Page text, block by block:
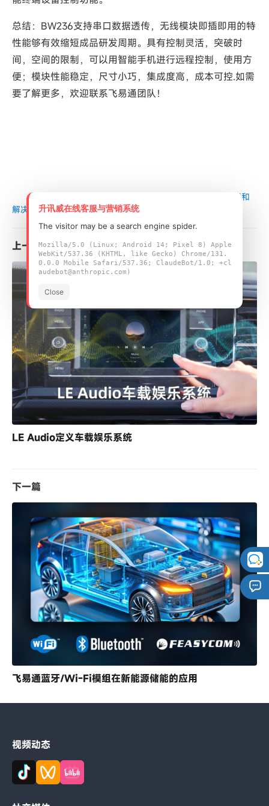
总结：BW236支持串口数据透传，无线模块即插即用的特
性能够有效缩短成品研发周期。具有控制灵活，突破时
间，空间的限制，可以用智能手机进行远程控制，使用方
便；模块性能稳定，尺寸小巧，集成度高，成本可控.如需
要了解更多，欢迎联系飞易通团队！
首页
SOC蓝牙WiFi模块BW236工作原理和
解决方案
上一篇
LE Audio定义车载娱乐系统
下一篇
飞易通蓝牙/Wi-Fi模组在新能源储能的应用
视频动态
升讯威在线客服与营销系统
The visitor may be a search engine spider.
Mozilla/5.0 (Linux; Android 14; Pixel 8) Apple
WebKit/537.36 (KHTML, like Gecko) Chrome/131.
0.0.0 Mobile Safari/537.36; ClaudeBot/1.0; +cl
audebot@anthropic.com)
Close